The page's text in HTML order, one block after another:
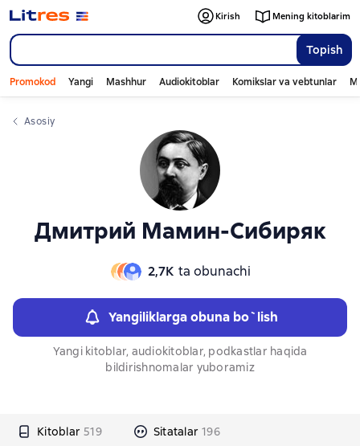
Topish
Kirish Mening kitoblarim
Promokod Yangi Mashhur Audiokitoblar Komikslar va vebtunlar
Asosiy
Дмитрий Мамин-Сибиряк
2,7К ta obunachi
Yangiliklarga obuna bo`lish
Yangi kitoblar, audiokitoblar, podkastlar haqida
bildirishnomalar yuboramiz
Kitoblar 519 Sitatalar 196
Слайдер с книгами
Слайдер с книгами